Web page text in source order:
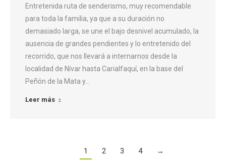
Entretenida ruta de senderismo, muy recomendable
para toda la familia, ya que a su duración no
demasiado larga, se une el bajo desnivel acumulado, la
ausencia de grandes pendientes y lo entretenido del
recorrido, que nos llevará a internarnos desde la
localidad de Nívar hasta Carialfaquí, en la base del
Peñón de la Mata y…
Leer más
1 2 3 4 →